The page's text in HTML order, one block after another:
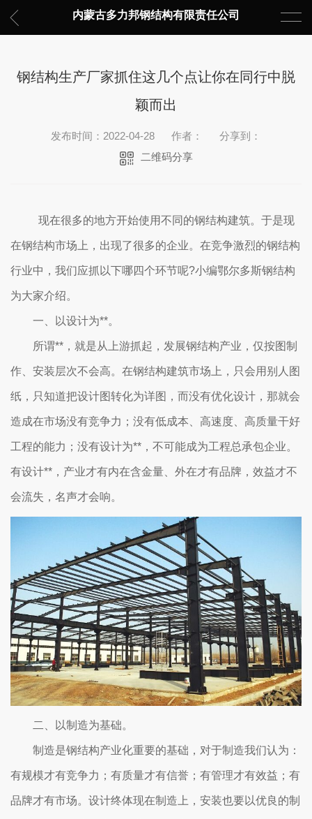
内蒙古多力邦钢结构有限责任公司
钢结构生产厂家抓住这几个点让你在同行中脱
颖而出
发布时间：2022-04-28 作者：
分享到：
二维码分享
现在很多的地方开始使用不同的钢结构建筑。于是现
在钢结构市场上，出现了很多的企业。在竞争激烈的钢结构
行业中，我们应抓以下哪四个环节呢?小编鄂尔多斯钢结构
为大家介绍。
一、以设计为**。
所谓**，就是从上游抓起，发展钢结构产业，仅按图制
作、安装层次不会高。在钢结构建筑市场上，只会用别人图
纸，只知道把设计图转化为详图，而没有优化设计，那就会
造成在市场没有竞争力；没有低成本、高速度、高质量干好
工程的能力；没有设计为**，不可能成为工程总承包企业。
有设计**，产业才有内在含金量、外在才有品牌，效益才不
会流失，名声才会响。
二、以制造为基础。
制造是钢结构产业化重要的基础，对于制造我们认为：
有规模才有竞争力；有质量才有信誉；有管理才有效益；有
品牌才有市场。设计终体现在制造上，安装也要以优良的制